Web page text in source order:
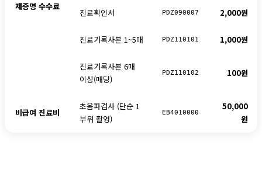
제증명 수수료
진료확인서 PDZ090007 2,000원
진료기록사본 1~5매 PDZ110101 1,000원
진료기록사본 6매
이상(매당)
PDZ110102 100원
비급여 진료비
초음파검사 (단순 1
부위 촬영)
EB4010000
50,000
원